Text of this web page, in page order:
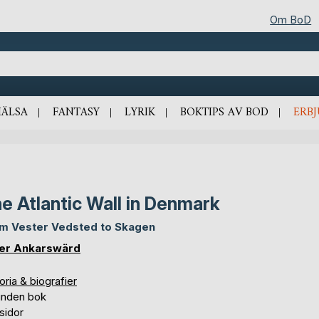
Om BoD
FANTASY LYRIK BOKTIPS AV BOD
Atlantic Wall in Denmark
Vester Vedsted to Skagen
Ankarswärd
& biografier
bok